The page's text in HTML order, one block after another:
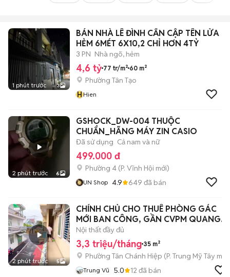
1 phút trước 3
BÁN NHÀ LÊ ĐÌNH CẨN CẬP TÊN LỬA
HẺM 6MÉT 6X10,2 CHỈ HƠN 4TỶ
3 PN Nhà ngõ, hẻm
4,6 tỷ 77 tr/m² 60 m²
Phường Tân Tạo
HHien
2 phút trước 6
GSHOCK_DW-004 THUỘC
CHUẨN_HÃNG MÁY ZIN CASIO
Đã sử dụng Cả nam và nữ
499.000 đ
Phường 4 (P. Vĩnh Hội mới)
UN Shop 4.9 649 đã bán
2 phút trước 5
CHÍNH CHỦ CHO THUÊ PHÒNG GÁC
MỚI BAN CÔNG, GẦN CVPM QUANG
TRUNG Q12
Nội thất đầy đủ
3,3 triệu/tháng 35 m²
Phường Tân Chánh Hiệp (P. Trung Mỹ Tây mới)
Trung Vũ 5.0 12 đã bán